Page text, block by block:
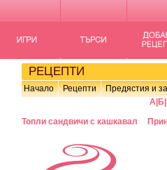
РЕЦЕПТИ
Начало Рецепти
Предястия и
А Б
Топли сандвичи с кашкавал